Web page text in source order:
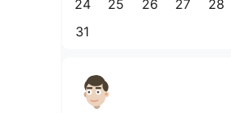
24 25 26 27 28
31